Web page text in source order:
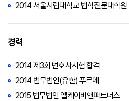
2014 서울시립대학교 법학전문대학원
경력
2014 제3회 변호사시험 합격
2014 법무법인(유한) 푸르메
2015 법무법인 엘케이비앤파트너스